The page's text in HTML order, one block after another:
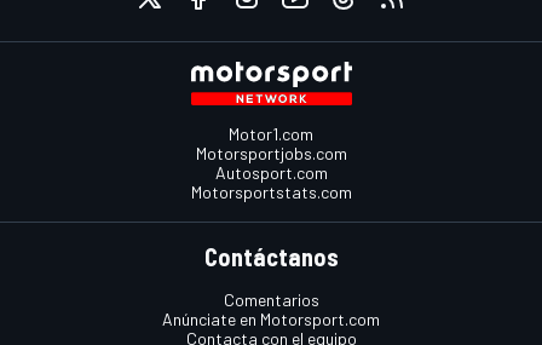
Motor1.com
Motorsportjobs.com
Autosport.com
Motorsportstats.com
Contáctanos
Comentarios
Anúnciate en Motorsport.com
Contacta con el equipo